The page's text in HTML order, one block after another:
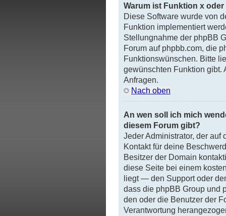
Warum ist Funktion x
Diese Software wurde von
Funktion implementiert
Stellungnahme der phpBB
Forum auf phpbb.com, die
Funktionswünschen. Bitte
gewünschten Funktion gibt.
Anfragen.
Nach oben
An wen soll ich mich
diesem Forum gibt?
Jeder Administrator, der auf
Kontakt für deine
Besitzer der Domain
diese Seite bei einem
liegt — den Support oder
dass die phpBB Group und
den oder die Benutzer der
Verantwortung